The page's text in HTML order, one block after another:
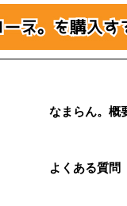
なまらん。概
よくある質問